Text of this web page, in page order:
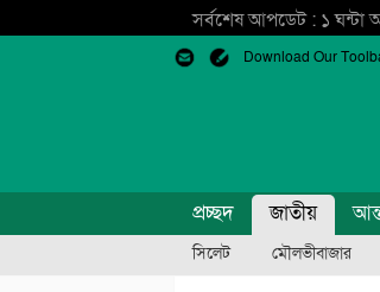
সর্বশেষ আপডেট : ১ ঘন্টা
Download Our
প্রচ্ছদ জাতীয়
সিলেট মৌলভীবাজার